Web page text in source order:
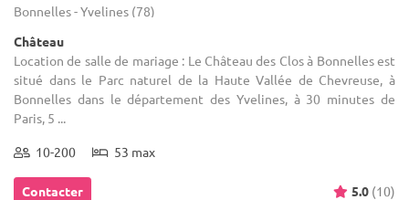
Bonnelles - Yvelines (78)
Château
Location de salle de mariage : Le Château des Clos à Bonnelles est
situé dans le Parc naturel de la Haute Vallée de Chevreuse, à
Bonnelles dans le département des Yvelines, à 30 minutes de
Paris, 5 ...
10-200 53 max
Contacter 5.0 (10)